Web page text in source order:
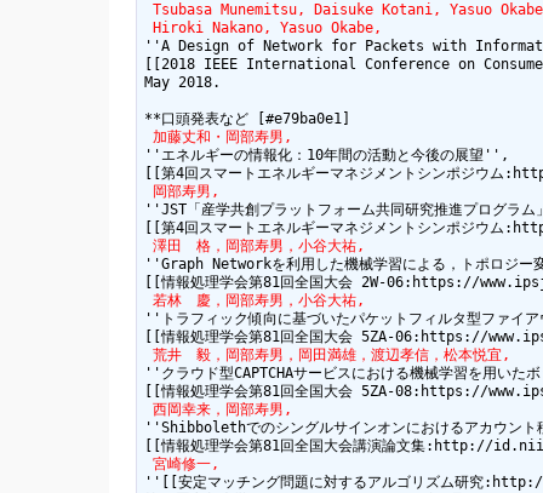
Tsubasa Munemitsu, Daisuke Kotani, Yasuo
Hiroki Nakano, Yasuo Okabe,
''A Design of Network for Packets with
[[2018 IEEE International Conference on
May 2018.
加藤丈和・岡部寿男,
''エネルギーの情報化：10年間の活動と今後の展望'',
岡部寿男,
''JST「産学共創プラットフォーム共同研究推進プログラ
澤田　格，岡部寿男，小谷大祐,
''Graph Networkを利用した機械学習による，トポロジー
若林　慶，岡部寿男，小谷大祐,
''トラフィック傾向に基づいたパケットフィルタ型ファイ
荒井　毅，岡部寿男，岡田満雄，渡辺孝信，松本悦宜,
''クラウド型CAPTCHAサービスにおける機械学習を用い
西岡幸来，岡部寿男,
''Shibbolethでのシングルサインオンにおけるアカウン
宮崎修一,
''[[安定マッチング問題に対するアルゴリズム